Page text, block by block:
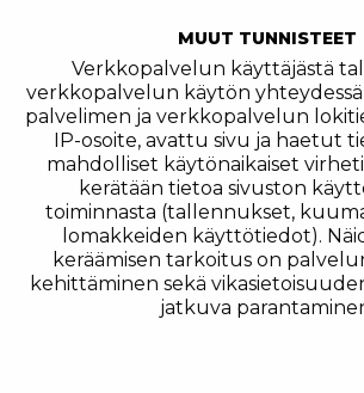
MUUT TUNNISTEET
Verkkopalvelun käyttäjästä
verkkopalvelun käytön
palvelimen ja verkkopalvelun
IP-osoite, avattu sivu ja haetut
mahdolliset käytönaikaiset
kerätään tietoa sivuston
toiminnasta (tallennukset,
lomakkeiden käyttötiedot).
keräämisen tarkoitus on
kehittäminen sekä
jatkuva